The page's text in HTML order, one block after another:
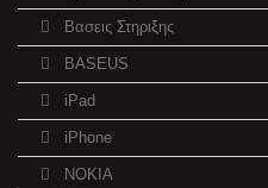
Βασεις Στηριξης
BASEUS
iPad
iPhone
NOKIA